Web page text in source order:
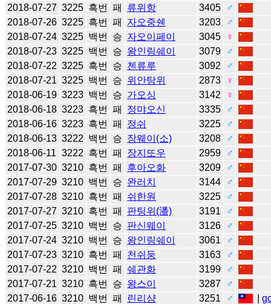
2018-07-27 3225 흑번 패 류위항 3405
♂
2018-07-26 3225 흑번 패 자오중쉔 3203
♂
2018-07-24 3225 백번 승 자오이페이 3045
♀
2018-07-23 3225 백번 승 왕인링쉐이 3079
♂
2018-07-22 3225 흑번 승 첸류루 3092
♂
2018-07-21 3225 백번 승 위안탕위 2873
♀
2018-06-19 3223 백번 승 가오싱 3142
♀
2018-06-18 3223 흑번 패 정먀오신 3335
♂
2018-06-16 3223 흑번 패 정쉬 3225
♂
2018-06-13 3222 백번 승 장웨이(소) 3208
♂
2018-06-11 3222 흑번 패 장지또우 2959
♂
2017-07-30 3210 흑번 패 후아오화 3209
♂
2017-07-29 3210 백번 승 완러치 3144
♂
2017-07-28 3210 흑번 패 쉬한원 3225
♂
2017-07-27 3210 흑번 패 판팅위(潘) 3191
♂
2017-07-25 3210 백번 승 판신웨이 3126
♂
2017-07-24 3210 백번 승 왕인링쉐이 3061
♂
2017-07-23 3210 흑번 패 천쉬둥 3163
♂
2017-07-22 3210 백번 패 쉐관화 3199
♂
2017-07-21 3210 흑번 승 왕스이 3287
♂
2017-06-16 3210 백번 패 린리샹 3251 ♂ |